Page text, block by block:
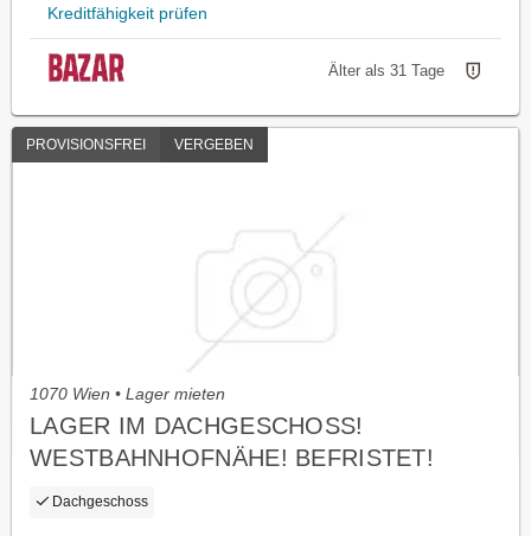
Kreditfähigkeit prüfen
Älter als 31 Tage
PROVISIONSFREI VERGEBEN
1070 Wien • Lager mieten
LAGER IM DACHGESCHOSS!
WESTBAHNHOFNÄHE! BEFRISTET!
PROVISIONSFREI!
Dachgeschoss